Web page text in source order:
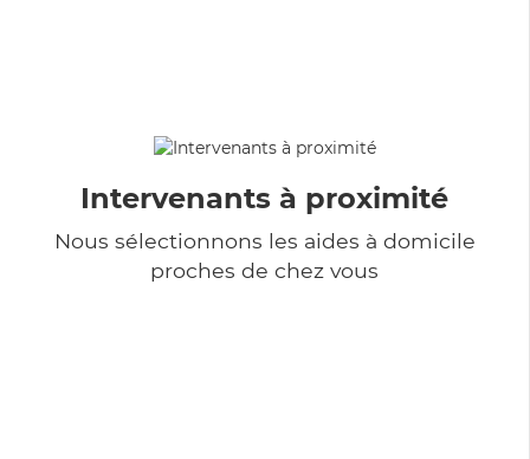
Intervenants à proximité
Nous sélectionnons les aides à domicile
proches de chez vous